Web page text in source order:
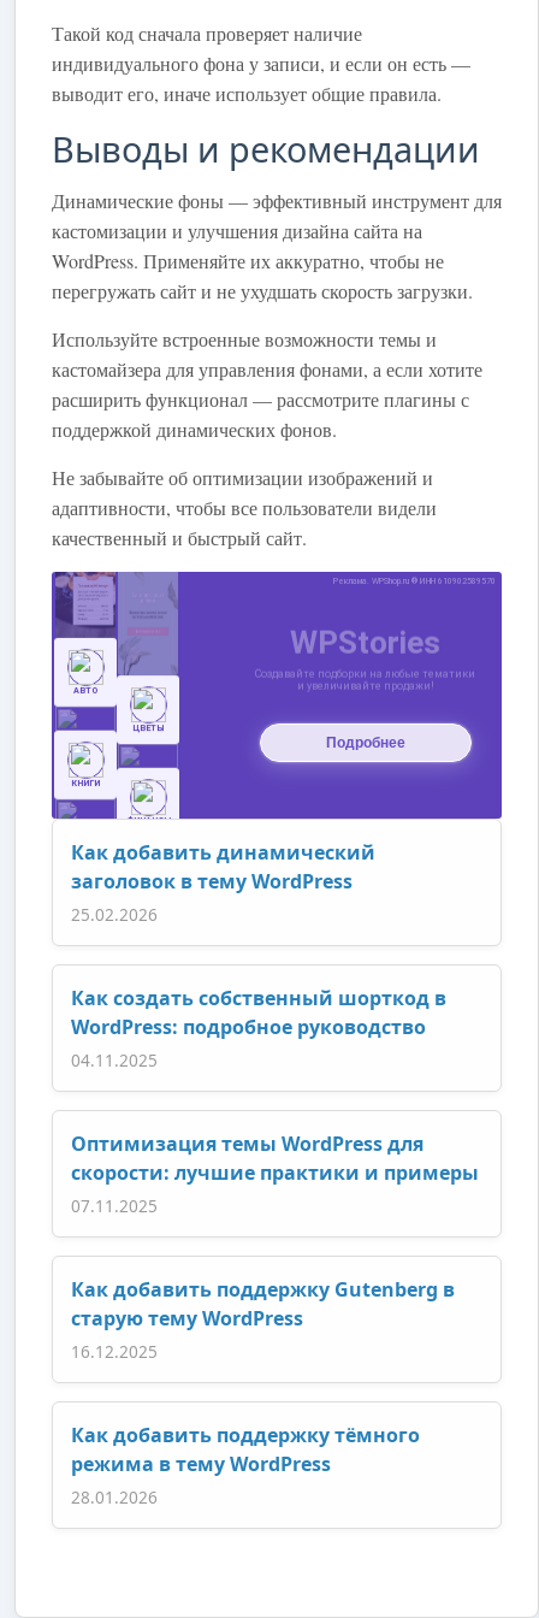
Такой код сначала проверяет наличие
индивидуального фона у записи, и если он есть —
выводит его, иначе использует общие правила.
Выводы и рекомендации
Динамические фоны — эффективный инструмент для
кастомизации и улучшения дизайна сайта на
WordPress. Применяйте их аккуратно, чтобы не
перегружать сайт и не ухудшать скорость загрузки.
Используйте встроенные возможности темы и
кастомайзера для управления фонами, а если хотите
расширить функционал — рассмотрите плагины с
поддержкой динамических фонов.
Не забывайте об оптимизации изображений и
адаптивности, чтобы все пользователи видели
качественный и быстрый сайт.
Как добавить динамический
заголовок в тему WordPress
25.02.2026
Как создать собственный шорткод в
WordPress: подробное руководство
04.11.2025
Оптимизация темы WordPress для
скорости: лучшие практики и примеры
07.11.2025
Как добавить поддержку Gutenberg в
старую тему WordPress
16.12.2025
Как добавить поддержку тёмного
режима в тему WordPress
28.01.2026